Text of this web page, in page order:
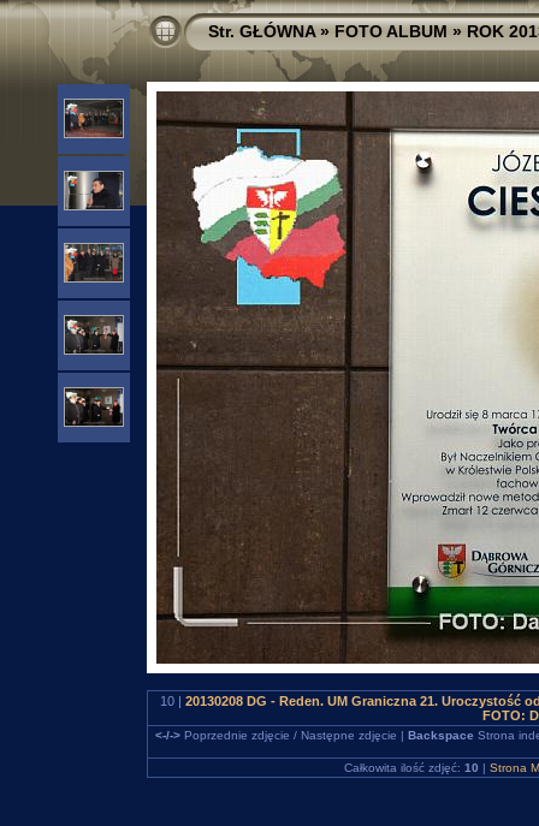
Str. GŁÓWNA»FOTO ALBUM»ROK
10 | 20130208 DG - Reden. UM Graniczna 21.
FOTO:
<-/->Poprzednie zdjęcie / Następne zdjęcie | Backspace Strona
Całkowita ilość zdjęć: 10 | Strona